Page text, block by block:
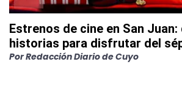
Estrenos de cine en San Juan:
historias para disfrutar del
PorRedacción Diario de Cuyo